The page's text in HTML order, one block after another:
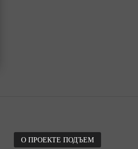
О ПРОЕКТЕ ПОДЪЕМ